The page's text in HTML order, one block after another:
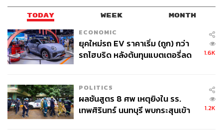
TODAY WEEK MONTH
ECONOMIC
ยุคใหม่รถ EV ราคาเริ่ม (ถูก) กว่า
รถไฮบริด หลังต้นทุนแบตเตอรี่ลด
1.6K
POLITICS
ผลชันสูตร 8 ศพ เหตุยิงใน รร.
เทพศิรินทร์ นนทบุรี พบกระสุนเข้า
1.2K